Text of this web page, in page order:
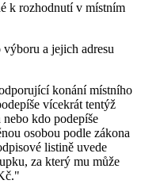
k rozhodnutí v místním
a jejich adresu
konání místního
vícekrát tentýž
kdo podepíše
osobou podle zákona
listině uvede
za který mu může